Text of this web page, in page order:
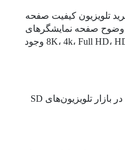
تلویزیون کیفیت صفحه
وضوح صفحه نمایشگرهای
متفاوتی وجود دارد اعم از 8K، 4k، Full HD، HD SD وجود
کمترین رزولویشن تصویرموجود در بازار تلویزیون‌های SD